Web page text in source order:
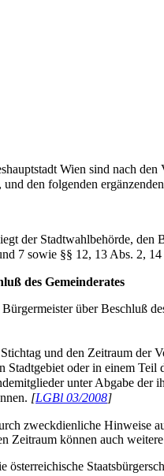
Wien sind nach den
den folgenden
der Stadtwahlbehörde,
7 sowie §§ 12, 13 Abs. 2,
des Gemeinderates
über Beschluß
und den Zeitraum der
oder in einem
unter Abgabe
[LGBl 03/2008]
zweckdienliche Hinweise
Zeitraum können auch